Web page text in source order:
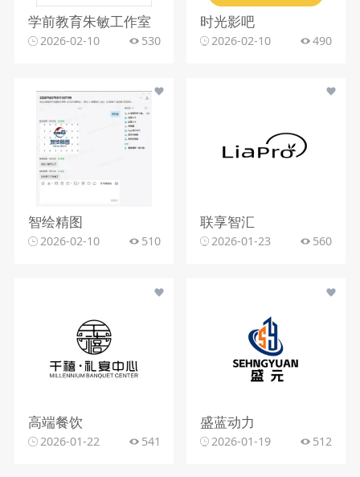
学前教育朱敏工作室
2026-02-10 530
时光影吧
2026-02-10 490
智绘精图
2026-02-10 510
联享智汇
2026-01-23 560
高端餐饮
2026-01-22 541
盛蓝动力
2026-01-19 512